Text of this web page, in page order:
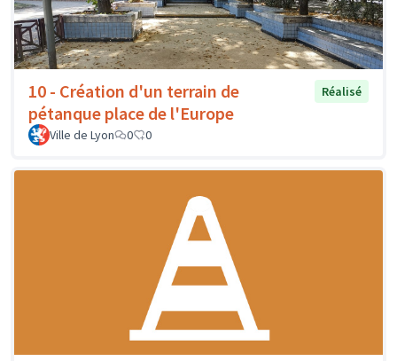
10 - Création d'un terrain de
pétanque place de l'Europe
Réalisé
Ville de Lyon 0 0